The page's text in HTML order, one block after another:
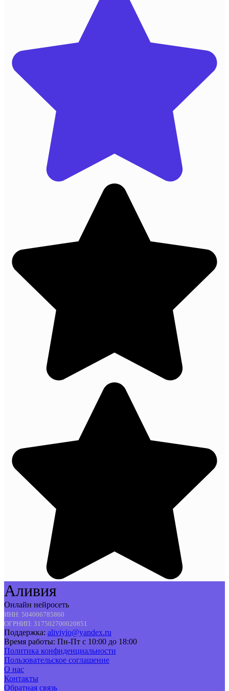
Аливия
Онлайн нейросеть
ИНН: 504006785860
ОГРНИП: 317502700020851
Поддержка: aliviyio@yandex.ru
Время работы: Пн-Пт с 10:00 до 18:00
Политика конфиденциальности
Пользовательское соглашение
О нас
Контакты
Обратная связь